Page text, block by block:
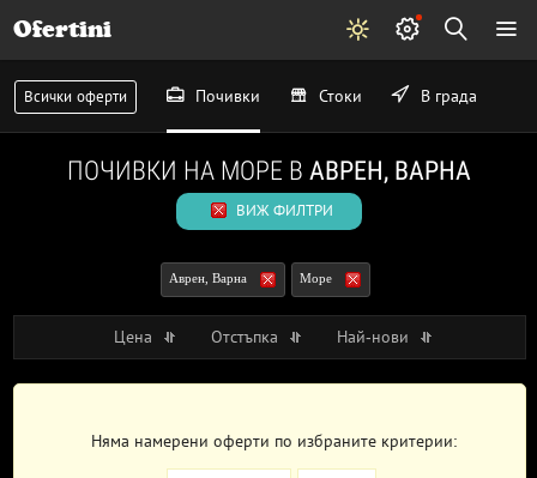
Ofertini
Всички оферти Почивки Стоки В града
ПОЧИВКИ НА МОРЕ В АВРЕН, ВАРНА
ВИЖ ФИЛТРИ
Аврен, Варна Море
Цена Отстъпка Най-нови
Няма намерени оферти по избраните критерии: